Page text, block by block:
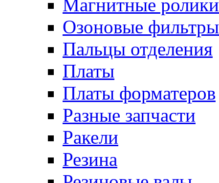
Магнитные ролики
Озоновые фильтры
Пальцы отделения
Платы
Платы форматеров
Разные запчасти
Ракели
Резина